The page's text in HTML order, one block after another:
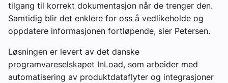
tilgang til korrekt dokumentasjon når de trenger den.
Samtidig blir det enklere for oss å vedlikeholde og
oppdatere informasjonen fortløpende, sier Petersen.
Løsningen er levert av det danske
programvareselskapet InLoad, som arbeider med
automatisering av produktdataflyter og integrasjoner